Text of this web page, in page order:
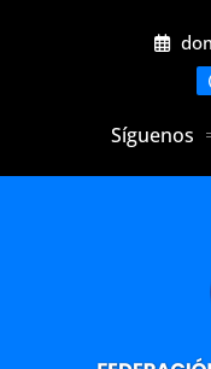
Síguenos